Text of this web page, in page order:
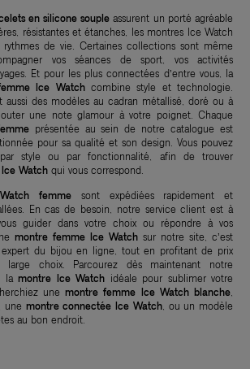
en silicone souple assurent un porté agréable
résistantes et étanches, les montres Ice Watch
rythmes de vie. Certaines collections sont même
vos séances de sport, vos activités
Et pour les plus connectées d’entre vous, la
Ice Watchcombine style et technologie.
aussi des modèles au cadran métallisé, doré ou à
une note glamour à votre poignet. Chaque
présentée au sein de notre catalogue est
pour sa qualité et son design. Vous pouvez
style ou par fonctionnalité, afin de trouver
Watch qui vous correspond.
femme sont expédiées rapidement et
En cas de besoin, notre service client est à
guider dans votre choix ou répondre à vos
montre femme Ice Watch sur notre site, c’est
du bijou en ligne, tout en profitant de prix
large choix. Parcourez dès maintenant notre
la montre Ice Watch idéale pour sublimer votre
unemontre femme Ice Watch blanche
, une montre connectée Ice Watch, ou un modèle
au bon endroit.